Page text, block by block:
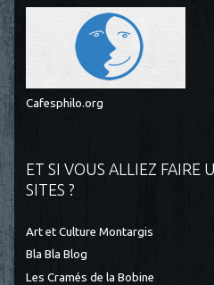
Cafesphilo.org
ET SI VOUS ALLIEZ FAIRE
SITES ?
Art et Culture Montargis
Bla Bla Blog
Les Cramés de la Bobine